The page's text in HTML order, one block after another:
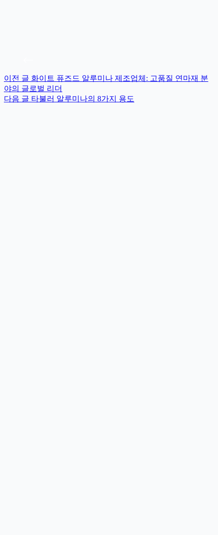
이전 글 화이트 퓨즈드 알루미나 제조업체: 고품질 연마재 분
야의 글로벌 리더
다음 글 타불러 알루미나의 8가지 용도